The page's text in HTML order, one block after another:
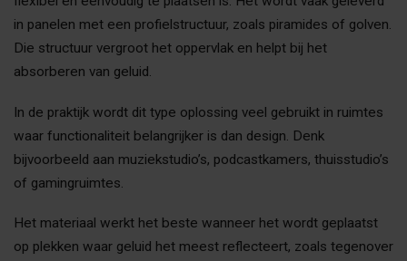
in panelen met een profielstructuur, zoals piramides of golven.
Die structuur vergroot het oppervlak en helpt bij het
absorberen van geluid.
In de praktijk wordt dit type oplossing veel gebruikt in ruimtes
waar functionaliteit belangrijker is dan design. Denk
bijvoorbeeld aan muziekstudio’s, podcastkamers, thuisstudio’s
of gamingruimtes.
Het materiaal werkt het beste wanneer het wordt geplaatst
op plekken waar geluid het meest reflecteert, zoals tegenover